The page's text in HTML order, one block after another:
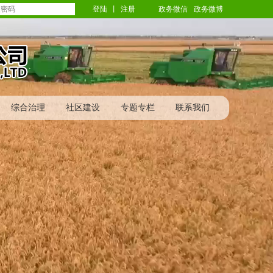
登陆 注册 政务微信 政务微博
综合治理 社区建设 专题专栏 联系我们